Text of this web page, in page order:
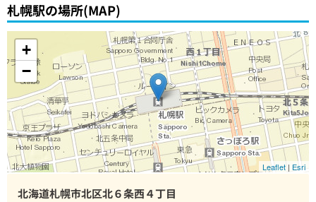
札幌駅の場所(MAP)
+
−
Leaflet | Esri
北海道札幌市北区北６条西４丁目